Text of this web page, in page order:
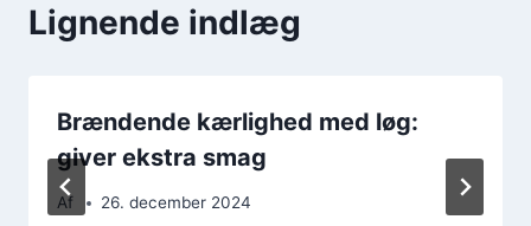
Lignende indlæg
Brændende kærlighed med løg:
giver ekstra smag
Af 26. december 2024